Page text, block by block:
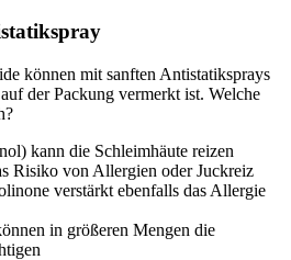
können mit sanften Antistatiksprays
der Packung vermerkt ist. Welche
kann die Schleimhäute reizen
Risiko von Allergien oder Juckreiz
verstärkt ebenfalls das Allergie
in größeren Mengen die